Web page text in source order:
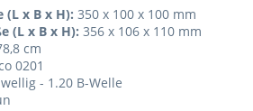
(L x B x H): 350 x 100 x 100 mm
(L x B x H): 356 x 106 x 110 mm
cm
0201
- 1.20 B-Welle